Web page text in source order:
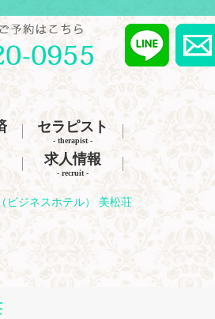
セラピスト
- therapist -
求人情報
- recruit -
ビジネスホテル） 美松荘